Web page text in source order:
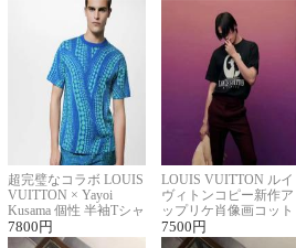
超完璧なコラボ LOUIS
VUITTON × Yayoi
Kusama 個性 半袖Tシャ
ツコピー男女兼用
7800 円
LOUIS VUITTON ルイ
ヴィトンコピー新作ア
ップリケ肖像画コット
ンニット半袖Tシャツ
7500 円